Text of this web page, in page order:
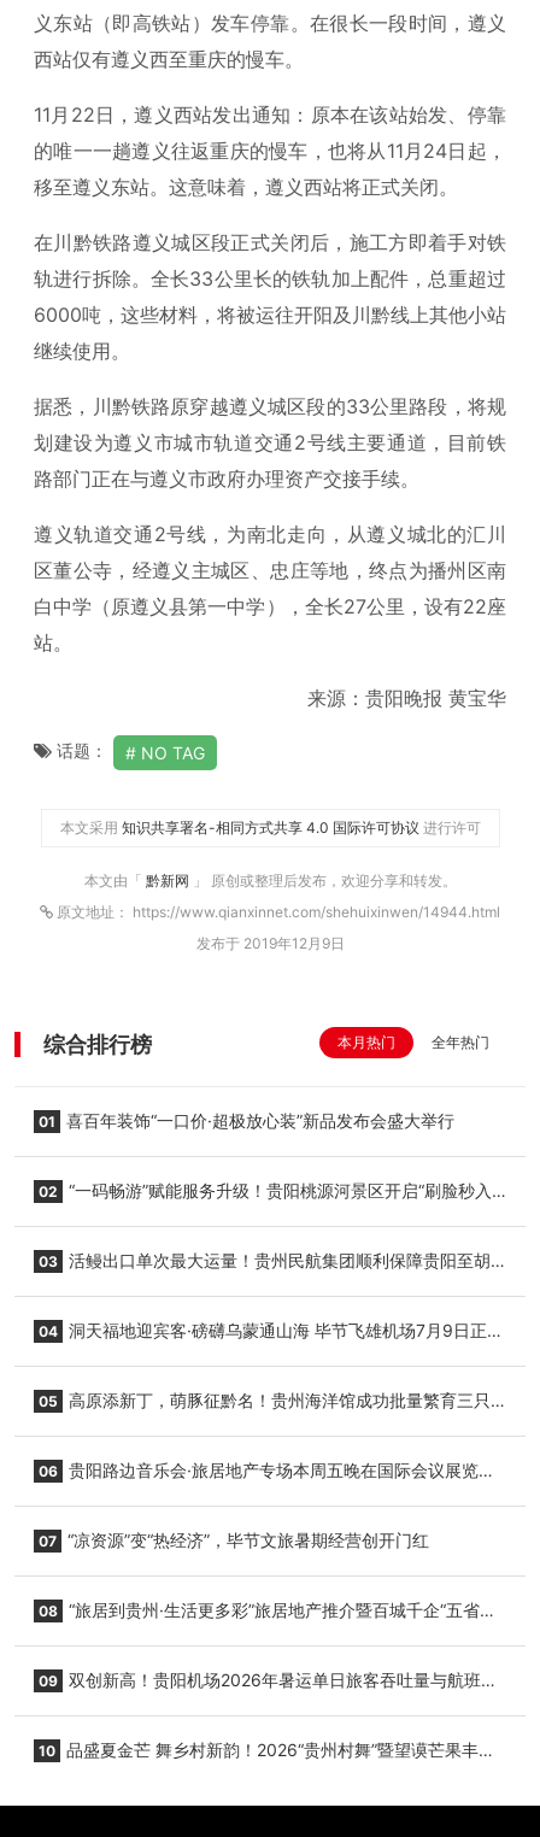
义东站（即高铁站）发车停靠。在很长一段时间，遵义
西站仅有遵义西至重庆的慢车。
11月22日，遵义西站发出通知：原本在该站始发、停靠
的唯一一趟遵义往返重庆的慢车，也将从11月24日起，
移至遵义东站。这意味着，遵义西站将正式关闭。
在川黔铁路遵义城区段正式关闭后，施工方即着手对铁
轨进行拆除。全长33公里长的铁轨加上配件，总重超过
6000吨，这些材料，将被运往开阳及川黔线上其他小站
继续使用。
据悉，川黔铁路原穿越遵义城区段的33公里路段，将规
划建设为遵义市城市轨道交通2号线主要通道，目前铁
路部门正在与遵义市政府办理资产交接手续。
遵义轨道交通2号线，为南北走向，从遵义城北的汇川
区董公寺，经遵义主城区、忠庄等地，终点为播州区南
白中学（原遵义县第一中学），全长27公里，设有22座
站。
来源：贵阳晚报 黄宝华
话题： NO TAG
本文采用 知识共享署名-相同方式共享 4.0 国际许可协议 进行许可
本文由「 黔新网 」 原创或整理后发布，欢迎分享和转发。
原文地址： https://www.qianxinnet.com/shehuixinwen/14944.html
发布于 2019年12月9日
综合排行榜 本月热门 全年热门
01 喜百年装饰“一口价·超极放心装”新品发布会盛大举行
02 “一码畅游”赋能服务升级！贵阳桃源河景区开启“刷脸秒入
03 活鳗出口单次最大运量！贵州民航集团顺利保障贵阳至胡
04 洞天福地迎宾客·磅礴乌蒙通山海 毕节飞雄机场7月9日正式
05 高原添新丁，萌豚征黔名！贵州海洋馆成功批量繁育三只
06 贵阳路边音乐会·旅居地产专场本周五晚在国际会议展览中
07 “凉资源”变“热经济”，毕节文旅暑期经营创开门红
08 “旅居到贵州·生活更多彩”旅居地产推介暨百城千企“五省
09 双创新高！贵阳机场2026年暑运单日旅客吞吐量与航班起
10 品盛夏金芒 舞乡村新韵！2026“贵州村舞”暨望谟芒果丰收